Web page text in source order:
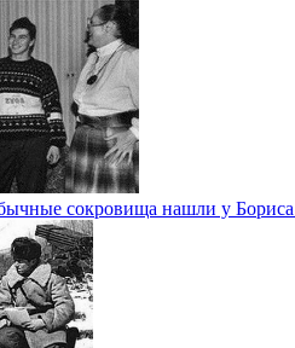
сокровища нашли у